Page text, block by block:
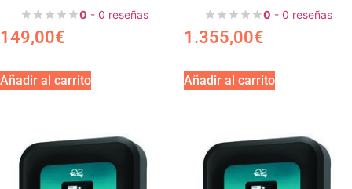
0 - 0 reseñas
149,00€
Añadir al carrito
0 - 0 reseñas
1.355,00€
Añadir al carrito